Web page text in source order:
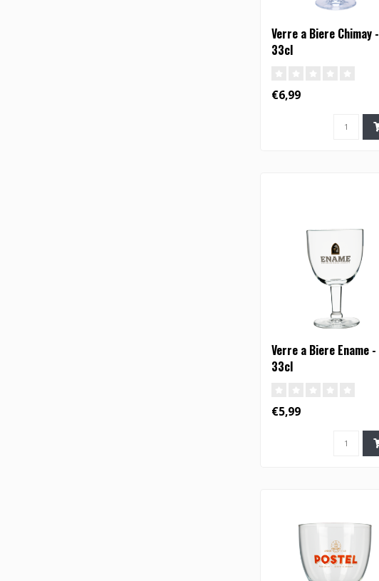
Verre a Biere Chimay -
33cl
€6,99
Verre a Biere Ename -
33cl
€5,99